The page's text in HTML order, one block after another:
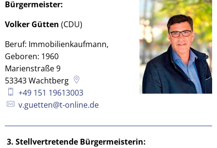
Bürgermeister:
Volker Gütten (CDU)
Beruf: Immobilienkaufmann,
Geboren: 1960
Marienstraße 9
53343Wachtberg
+49 151 19613003
v.guetten@t-online.de
3. Stellvertretende Bürgermeisterin: